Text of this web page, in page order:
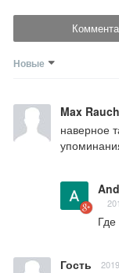
Новые
Max Rauch
наверное
Гость